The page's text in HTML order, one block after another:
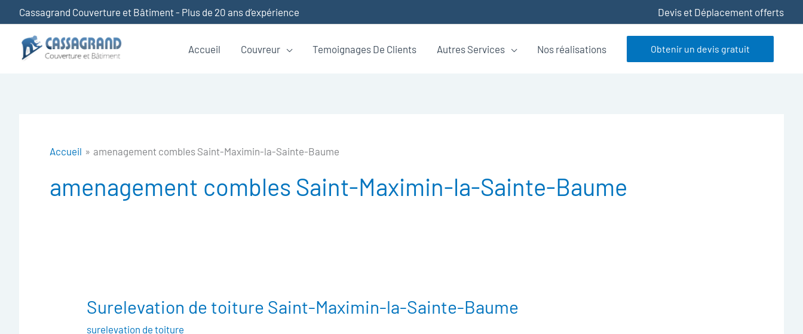
au
contenu
Cassagrand Couverture et Bâtiment - Plus de 20 ans d’expérience Devis et Déplacement offerts
Accueil Couvreur Temoignages De Clients Autres Services Nos réalisations Obtenir un devis gratuit
Accueil amenagement combles Saint-Maximin-la-Sainte-Baume
amenagement combles Saint-Maximin-la-Sainte-Baume
Surelevation de toiture Saint-Maximin-la-Sainte-Baume
surelevation de toiture
Surelevation